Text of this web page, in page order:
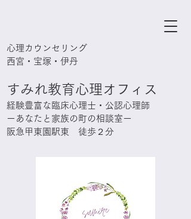
心理カウンセリング
西宮・宝塚・伊丹
すみれ教育心理オフィス
経験豊富な臨床心理士・公認心理師
ーあなたと家族の町の相談室ー
阪急甲東園駅東 徒歩２分